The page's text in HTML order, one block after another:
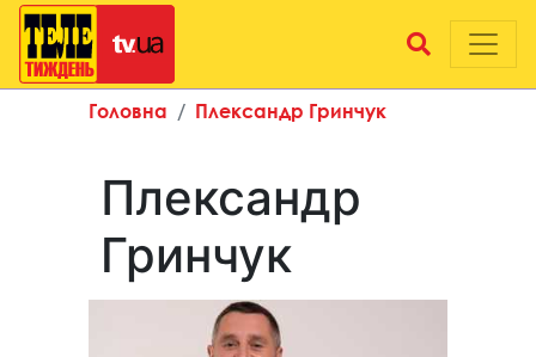
Головна Плександр Гринчук
Плександр
Гринчук